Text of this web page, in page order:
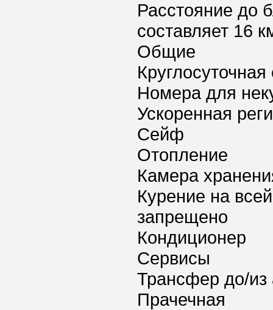
Расстояние до
составляет 16
Общие
Номера для
Ускоренная
Сейф
Отопление
Камера
Курение на
запрещено
Кондиционер
Сервисы
Трансфер до/из
Прачечная